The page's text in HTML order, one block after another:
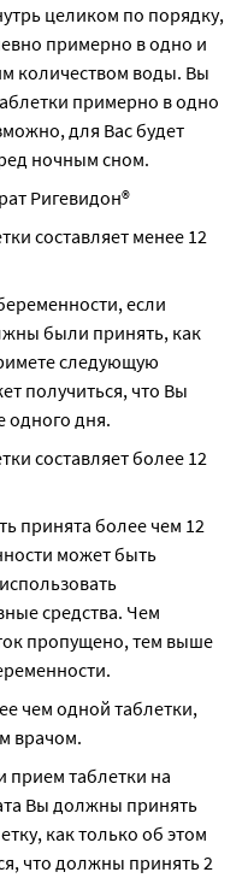
целиком по порядку,
примерно в одно и
количеством воды. Вы
примерно в одно
для Вас будет
ночным сном.
Ригевидон®
составляет менее 12
если
были принять, как
следующую
получиться, что Вы
одного дня.
составляет более 12
принята более чем 12
может быть
средства. Чем
пропущено, тем выше
чем одной таблетки,
врачом.
прием таблетки на
Вы должны принять
как только об этом
что должны принять 2